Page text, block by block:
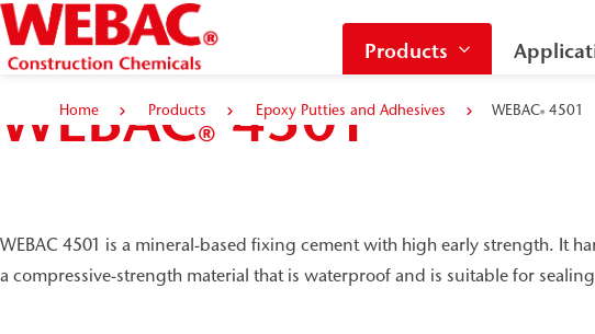
Products
Home Products Epoxy Putties and Adhesives WEBAC®4501
WEBAC® 4501
WEBAC 4501 is a mineral-based fixing cement with high early strength. It
a compressive-strength material that is waterproof and is suitable for